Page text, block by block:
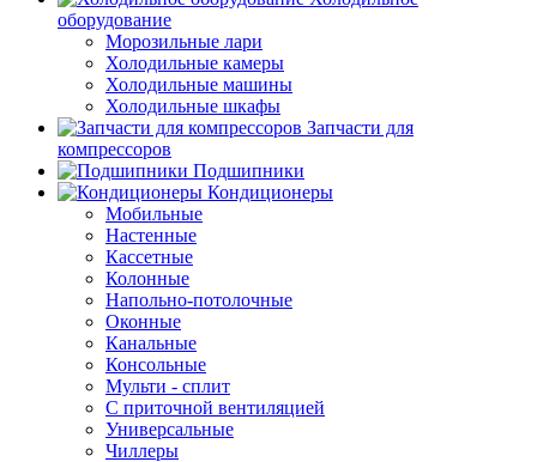
оборудование
Морозильные лари
Холодильные камеры
Холодильные машины
Холодильные шкафы
Запчасти для
компрессоров
Подшипники
Кондиционеры
Мобильные
Настенные
Кассетные
Колонные
Напольно-потолочные
Оконные
Канальные
Консольные
Мульти - сплит
С приточной вентиляцией
Универсальные
Чиллеры